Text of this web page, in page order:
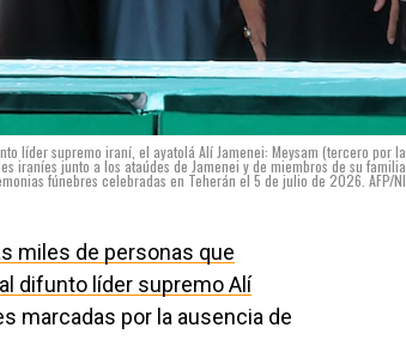
líder supremo iraní, el ayatolá Alí Jamenei: Meysam (tercero por la
iraníes junto a los ataúdes de Jamenei y de miembros de su familia
fúnebres celebradas en Teherán el 5 de julio de 2026. AFP/NI
miles de personas que
difunto líder supremo Alí
marcadas por la ausencia de